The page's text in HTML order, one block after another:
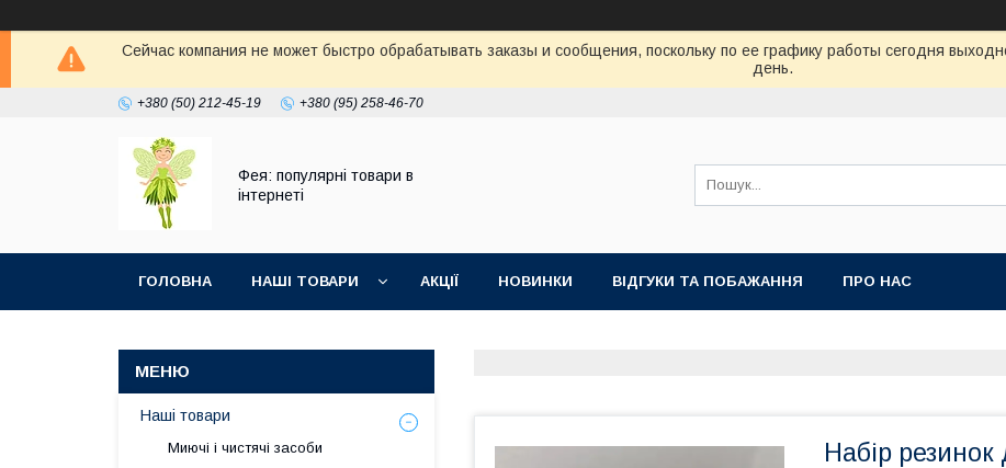
Сейчас компания не может быстро обрабатывать заказы и сообщения, поскольку по ее графику работы сегодня
день.
+380 (50) 212-45-19 +380 (95) 258-46-70
Фея: популярні товари в
інтернеті
ГОЛОВНА НАШІ ТОВАРИ АКЦІЇ НОВИНКИ ВІДГУКИ ТА ПОБАЖАННЯ ПРО НАС
Набір
Наші товари
Миючі і чистячі засоби